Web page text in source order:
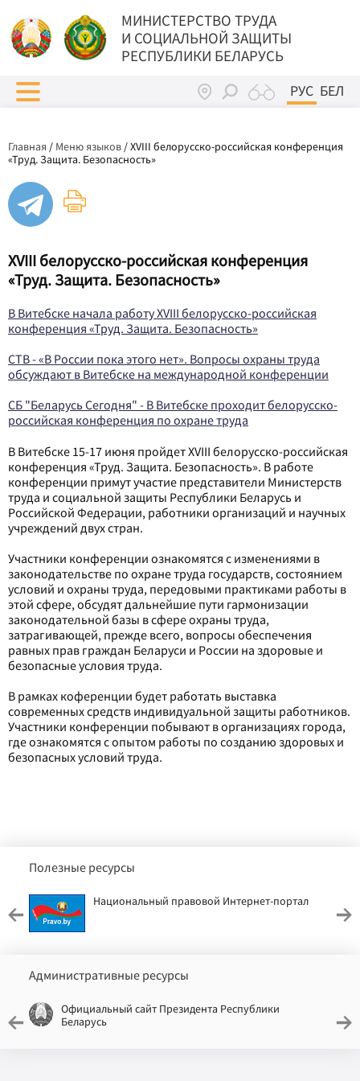
МИНИСТЕРСТВО ТРУДА
И СОЦИАЛЬНОЙ ЗАЩИТЫ
РЕСПУБЛИКИ БЕЛАРУСЬ
РУС БЕЛ
Главная / Меню языков /XVIII белорусско-российская конференция
«Труд. Защита. Безопасность»
XVIII белорусско-российская конференция
«Труд. Защита. Безопасность»
В Витебске начала работу XVIII белорусско-российская
конференция «Труд. Защита. Безопасность»
СТВ - «В России пока этого нет». Вопросы охраны труда
обсуждают в Витебске на международной конференции
СБ "Беларусь Сегодня" - В Витебске проходит белорусско-
российская конференция по охране труда
В Витебске 15-17 июня пройдет XVIII белорусско-российская
конференция «Труд. Защита. Безопасность». В работе
конференции примут участие представители Министерств
труда и социальной защиты Республики Беларусь и
Российской Федерации, работники организаций и научных
учреждений двух стран.
Участники конференции ознакомятся с изменениями в
законодательстве по охране труда государств, состоянием
условий и охраны труда, передовыми практиками работы в
этой сфере, обсудят дальнейшие пути гармонизации
законодательной базы в сфере охраны труда,
затрагивающей, прежде всего, вопросы обеспечения
равных прав граждан Беларуси и России на здоровые и
безопасные условия труда.
В рамках коференции будет работать выставка
современных средств индивидуальной защиты работников.
Участники конференции побывают в организациях города,
где ознакомятся с опытом работы по созданию здоровых и
безопасных условий труда.
Полезные ресурсы
Национальный правовой Интернет-портал
Административные ресурсы
Официальный сайт Президента Республики
Беларусь